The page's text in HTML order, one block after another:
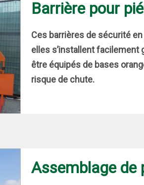
Barrière pour
Ces barrières de sécurité
elles s’installent facilement
être équipés de bases
risque de chute.
Assemblage de